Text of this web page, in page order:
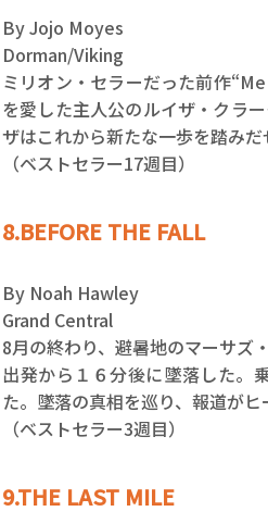
By Jojo Moyes
Dorman/Viking
ミリオン・セラーだった前作
を愛した主人公のルイザ・クラ
ザはこれから新たな一歩を踏みだ
（ベストセラー17週目）
8.BEFORE THE FALL
By Noah Hawley
Grand Central
8月の終わり、避暑地のマーサズ
出発から１６分後に墜落した。
た。墜落の真相を巡り、報道が
（ベストセラー3週目）
9.THE LAST MILE